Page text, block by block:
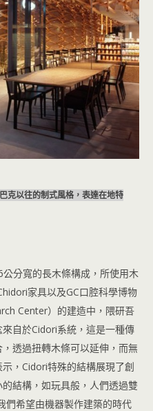
克以往的制式風格，表達在地特
分寬的長木條構成，所使用木
家具以及GC口腔科學博物
Center）的建造中，隈研吾
自於Cidori系統，這是一種傳
透過扭轉木條可以延伸，而無
，Cidori特殊的結構展現了創
結構，如玩具般，人們透過雙
們希望由機器製作建築的時代